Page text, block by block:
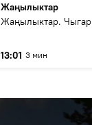
Жаңылыктар
Жаңылыктар.
13:01 3 мин